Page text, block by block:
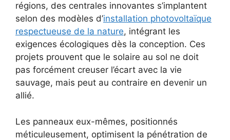
régions, des centrales innovantes s’implantent
selon des modèles d’installation photovoltaïque
respectueuse de la nature, intégrant les
exigences écologiques dès la conception. Ces
projets prouvent que le solaire au sol ne doit
pas forcément creuser l’écart avec la vie
sauvage, mais peut au contraire en devenir un
allié.
Les panneaux eux-mêmes, positionnés
méticuleusement, optimisent la pénétration de